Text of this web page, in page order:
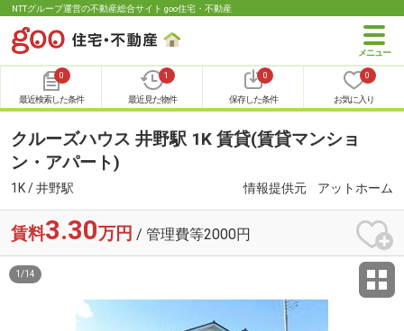
NTTグループ運営の不動産総合サイト goo住宅・不動産
0
最近検索した条件
1
最近見た物件
0
保存した条件
0
お気に入り
クルーズハウス 井野駅 1K 賃貸(賃貸マンショ
ン・アパート)
1K / 井野駅 情報提供元 アットホーム
賃料3.30万円 / 管理費等2000円
1 /14